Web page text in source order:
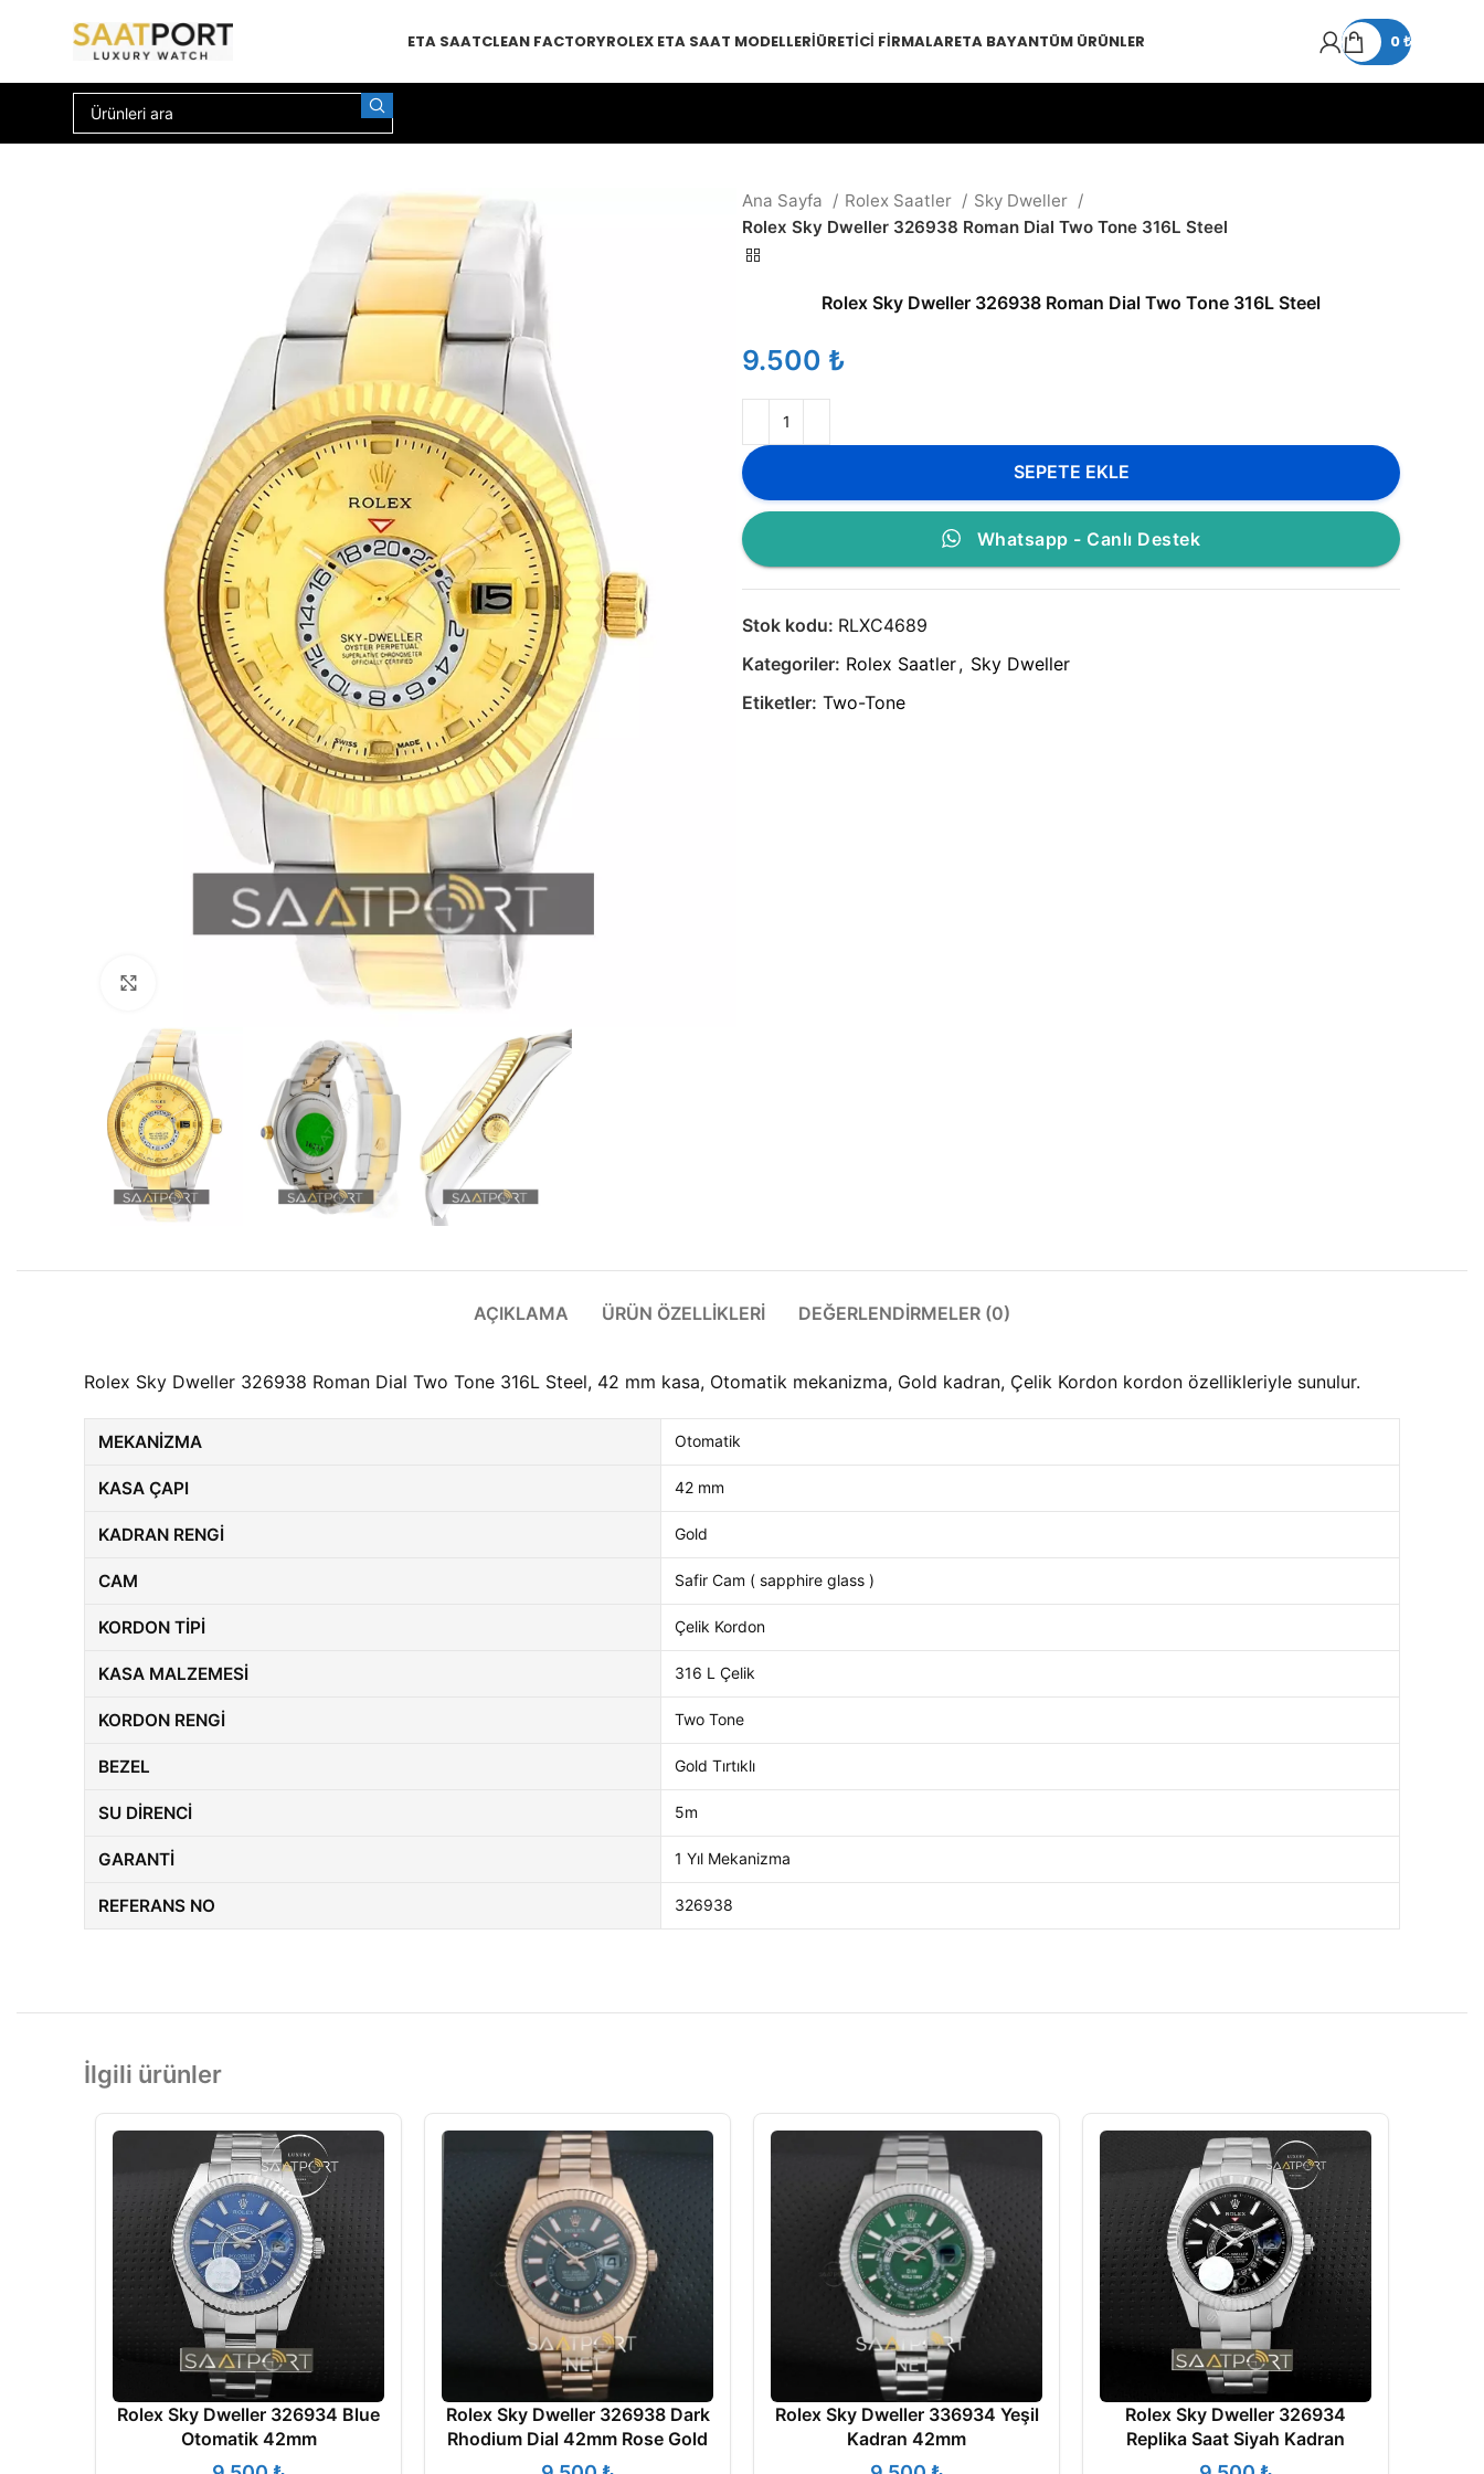
ETA SAATCLEAN FACTORYROLEX ETA SAAT MODELLERIÜRETICI FIRMALARETA BAYANTÜM ÜRÜNLER 0₺
Büyütmek için tıklayın
Ana Sayfa Rolex Saatler
Sky Dweller
Rolex Sky Dweller 326938 Roman Dial Two Tone 316L Steel
Rolex Sky Dweller 326938 Roman Dial Two Tone 316L Steel
₺
SEPETE EKLE
Whatsapp - Canlı Destek
Stok kodu: RLXC4689
Kategoriler: Rolex Saatler, Sky Dweller
Etiketler: Two-Tone
AÇIKLAMA ÜRÜN ÖZELLIKLERI DEĞERLENDIRMELER (0)
Rolex Sky Dweller 326938 Roman Dial Two Tone 316L Steel, 42 mm kasa, Otomatik mekanizma, Gold kadran, Çelik Kordon kordon özellikleriyle sunulur.
MEKANIZMA Otomatik
KASA ÇAPI 42 mm
KADRAN RENGI Gold
CAM Safir Cam ( sapphire glass )
KORDON TIPI Çelik Kordon
KASA MALZEMESI 316 L Çelik
KORDON RENGI Two Tone
BEZEL Gold Tırtıklı
SU DIRENCI 5m
GARANTI 1 Yıl Mekanizma
REFERANS NO 326938
İlgili ürünler
Rolex Sky Dweller 326934 Blue
Otomatik 42mm
Rolex Sky Dweller 326938 Dark
Rhodium Dial 42mm Rose Gold
Rolex Sky Dweller 336934 Yeşil
Kadran 42mm
Rolex Sky Dweller 326934
Replika Saat Siyah Kadran